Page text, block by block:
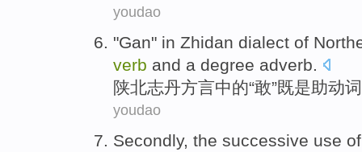
youdao
"Gan" in Zhidan dialect of
verb and a degree adverb.
陕北志丹方言中的“敢”既是助动词
youdao
Secondly, the successive use of